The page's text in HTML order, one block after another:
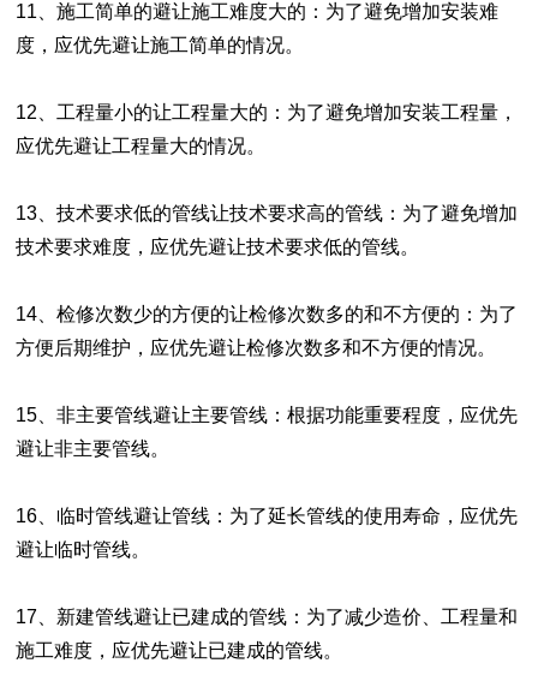
11、施工简单的避让施工难度大的：为了避免增加安装难
度，应优先避让施工简单的情况。
12、工程量小的让工程量大的：为了避免增加安装工程量，
应优先避让工程量大的情况。
13、技术要求低的管线让技术要求高的管线：为了避免增加
技术要求难度，应优先避让技术要求低的管线。
14、检修次数少的方便的让检修次数多的和不方便的：为了
方便后期维护，应优先避让检修次数多和不方便的情况。
15、非主要管线避让主要管线：根据功能重要程度，应优先
避让非主要管线。
16、临时管线避让管线：为了延长管线的使用寿命，应优先
避让临时管线。
17、新建管线避让已建成的管线：为了减少造价、工程量和
施工难度，应优先避让已建成的管线。